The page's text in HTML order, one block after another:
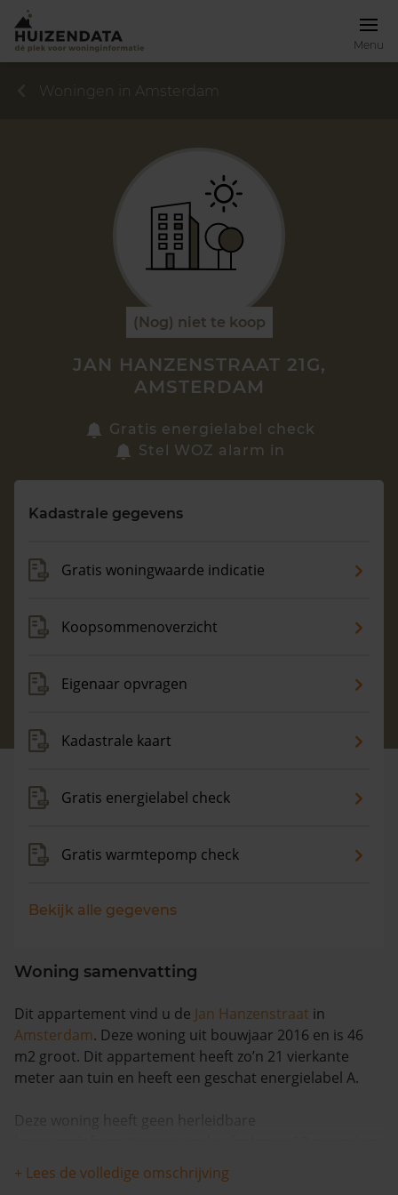
Menu
Vragen? Neem contact met ons op
088 220 4200
Woningen in Amsterdam
(Nog) niet te koop
JAN HANZENSTRAAT 21G,
AMSTERDAM
Gratis energielabel check
Stel WOZ alarm in
Kadastrale gegevens
Gratis woningwaarde indicatie
Koopsommenoverzicht
Eigenaar opvragen
Kadastrale kaart
Gratis energielabel check
Gratis warmtepomp check
Bekijk alle gegevens
Woning samenvatting
Dit appartement vind u de Jan Hanzenstraat in
Amsterdam. Deze woning uit bouwjaar 2016 en is 46
m2 groot. Dit appartement heeft zo’n 21 vierkante
meter aan tuin en heeft een geschat energielabel A.
Deze woning heeft geen herleidbare
meer dan 8% meer waard geworden. Waarschijnlijk is
deze woning sinds 1993 niet meer verkocht.
+ Lees de volledige omschrijving